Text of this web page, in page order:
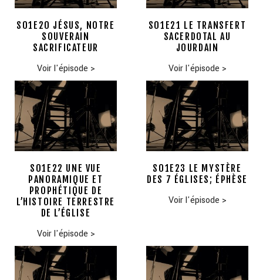
S01E20 JÉSUS, NOTRE
SOUVERAIN
SACRIFICATEUR
Voir l'épisode >
S01E21 LE TRANSFERT
SACERDOTAL AU
JOURDAIN
Voir l'épisode >
S01E22 UNE VUE
PANORAMIQUE ET
PROPHÉTIQUE DE
L’HISTOIRE TERRESTRE
DE L’ÉGLISE
Voir l'épisode >
S01E23 LE MYSTÈRE
DES 7 ÉGLISES; ÉPHÈSE
Voir l'épisode >